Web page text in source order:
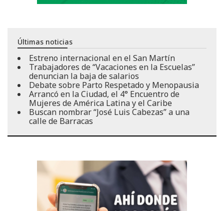
Últimas noticias
Estreno internacional en el San Martín
Trabajadores de “Vacaciones en la Escuelas”
denuncian la baja de salarios
Debate sobre Parto Respetado y Menopausia
Arrancó en la Ciudad, el 4° Encuentro de
Mujeres de América Latina y el Caribe
Buscan nombrar “José Luis Cabezas” a una
calle de Barracas